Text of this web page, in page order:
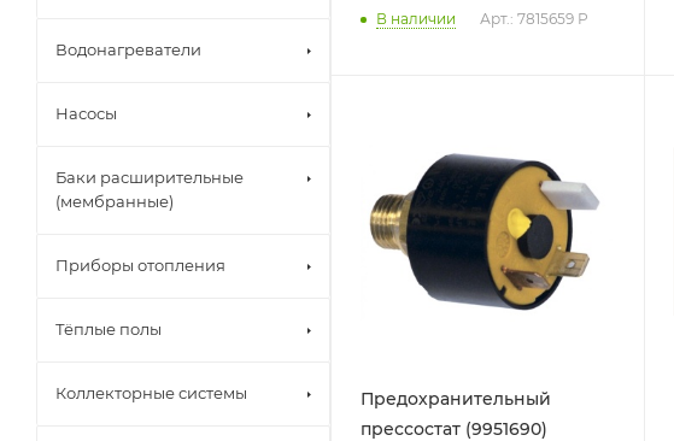
В наличии Арт.: 7815659 Р
Предохранительный
прессостат (9951690)
Водонагреватели
Насосы
Баки расширительные
(мембранные)
Приборы отопления
Тёплые полы
Коллекторные системы